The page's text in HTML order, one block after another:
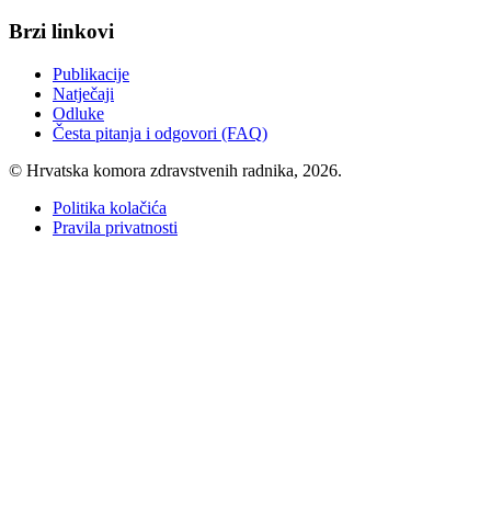
Brzi linkovi
Publikacije
Natječaji
Odluke
Česta pitanja i odgovori (FAQ)
© Hrvatska komora zdravstvenih radnika, 2026.
Politika kolačića
Pravila privatnosti